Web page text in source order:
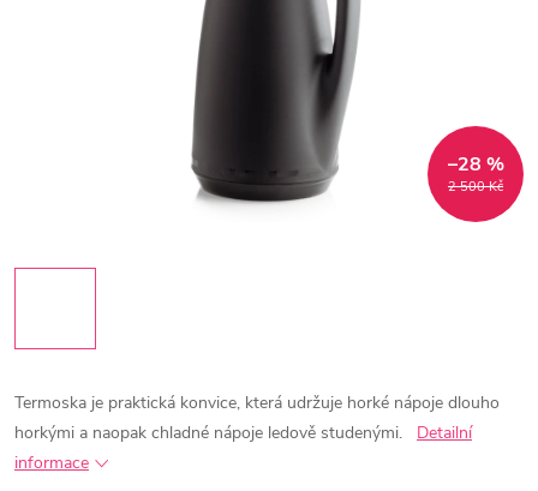
2 500 Kč
–28 %
Termoska je praktická konvice, která udržuje horké nápoje dlouho
horkými a naopak chladné nápoje ledově studenými.
Detailní
informace